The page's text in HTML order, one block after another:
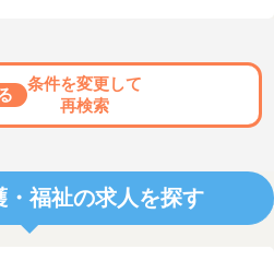
条件を変更して
再検索
・福祉の求人を探す